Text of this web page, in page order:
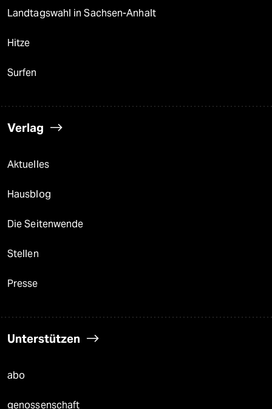
Landtagswahl in Sachsen-Anhalt
Hitze
Surfen
Verlag
Aktuelles
Hausblog
Die Seitenwende
Stellen
Presse
Unterstützen
abo
genossenschaft